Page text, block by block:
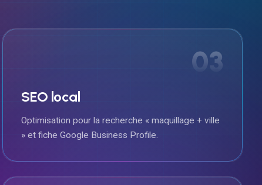
03
SEO local
Optimisation pour la recherche « maquillage + ville
» et fiche Google Business Profile.